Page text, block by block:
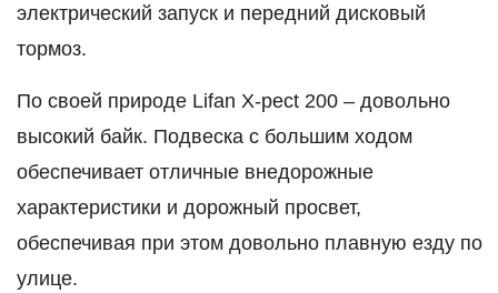
электрический запуск и передний дисковый
тормоз.
По своей природе Lifan X-pect 200 – довольно
высокий байк. Подвеска с большим ходом
обеспечивает отличные внедорожные
характеристики и дорожный просвет,
обеспечивая при этом довольно плавную езду по
улице.